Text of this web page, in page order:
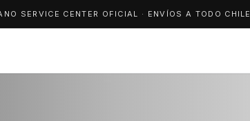
SERVICE CENTER OFICIAL · ENVÍOS A TODO CHILE